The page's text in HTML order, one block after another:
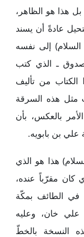
هذا هو الظاهر،
عادةً أن يسند
السلام) إلى نفسه
ـ الذي كتب
الكتاب من تأليف
هذه السرقة
بالعكس، بأن
بن بابويه.
هذا هو الذي
كان مقرّباً عنده،
في الطائف بمكّة
خان، وعليه
النسخة بالخطّ